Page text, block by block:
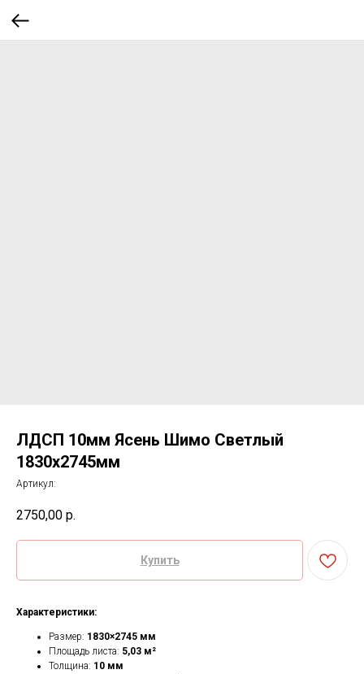
ЛДСП 10мм Ясень Шимо Светлый
1830х2745мм
Артикул:
2750,00 р.
Купить
Характеристики:
Размер: 1830×2745 мм
Площадь листа: 5,03 м²
Толщина: 10 мм